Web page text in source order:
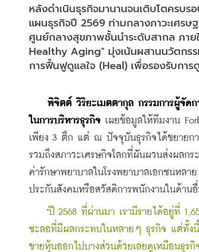
หลังดำเนินธุรกิจมานานจนเติบโตครบ
แผนธุรกิจปี 2569 ท่ามกลางภาวะเศร
ศูนย์กลางสุขภาพชั้นนำระดับสากล ภ
Healthy Aging" มุ่งเน้นผสานนวัตกร
การฟื้นฟูดูแลใจ (Heal) เพื่อรองรับกา
พิจิตต์ วิริยะเมตตากุล กรรมการผู้จัด
ในการบริหารธุรกิจ เผยข้อมูลให้ทีมงาน
เพียง 3 ตึก แต่ ณ ปัจจุบันธุรกิจได้ขยายกา
รวมถึงสภาวะเศรษกิจโลกที่ผันผวนส่งผลก
ค่ารักษาพยาบาลในโรงพยาบาลเอกชนหล
ประกันสังคมหรือสวัสดิการพนักงานในด้า
"ปี 2568 ที่ผ่านมา เรามีรายได้อยู่ที่
ชะลอที่มีผลกระทบในหลายๆ ธุรกิจ แต่ทั้งนี้
ขายหุ้นออกไปบางส่วนด้วยเลยดูเหมือนธุร